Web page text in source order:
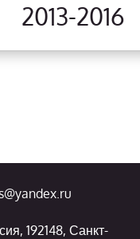
2013-2016
192148, Санкт-